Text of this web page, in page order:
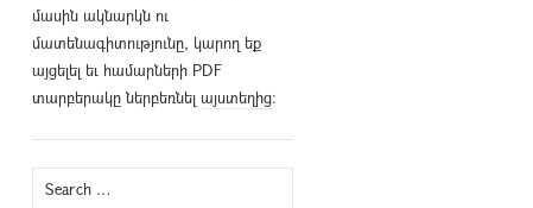
մասին ակնարկն ու
մատենագիտությունը, կարող եք
այցելել եւ համարների PDF
տարբերակը ներբեռնել այստեղից։
Search